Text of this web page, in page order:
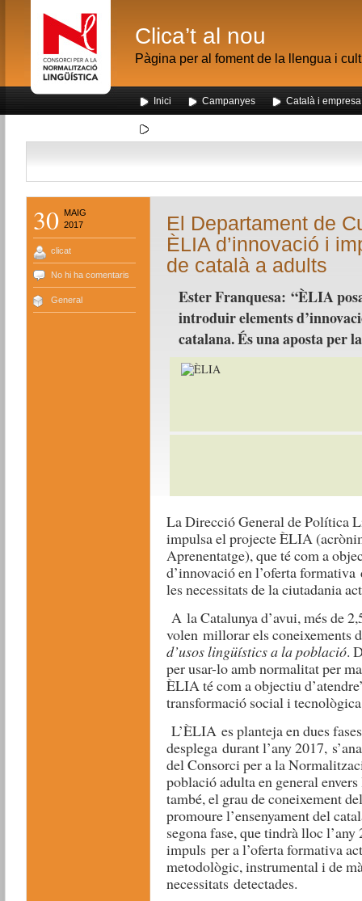
Clica’t al nou
Pàgina per al foment de la llengua i
Inici Campanyes Català i empresa
30
MAIG
2017
clicat
No hi ha comentaris
General
El Departament de
ÈLIA d’innovació i
de català a adults
Ester Franquesa: “ÈLIA
introduir elements
catalana. És una aposta per
La Direcció General de Política
impulsa el projecte ÈLIA
Aprenentatge), que té com a
d’innovació en l’oferta
les necessitats de la ciutadania
A la Catalunya d’avui, més de
volen millorar els coneixements
d’usos lingüístics a la població.
per usar-lo amb normalitat per
ÈLIA té com a objectiu
transformació social i
L’ÈLIA es planteja en dues
desplega durant l’any 2017,
del Consorci per a la
població adulta en general
també, el grau de coneixement
promoure l’ensenyament del
segona fase, que tindrà lloc
impuls per a l’oferta formativa
metodològic, instrumental i de
necessitats detectades.